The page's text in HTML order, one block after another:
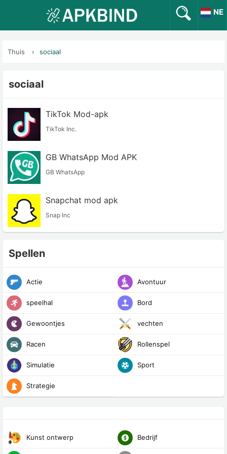
NE
Thuis sociaal
sociaal
TikTok Mod-apk
TikTok Inc.
GB WhatsApp Mod APK
GB WhatsApp
Snapchat mod apk
Snap Inc
Spellen
Actie Avontuur
speelhal Bord
Gewoontjes vechten
Racen Rollenspel
Simulatie Sport
Strategie
Kunst ontwerp Bedrijf